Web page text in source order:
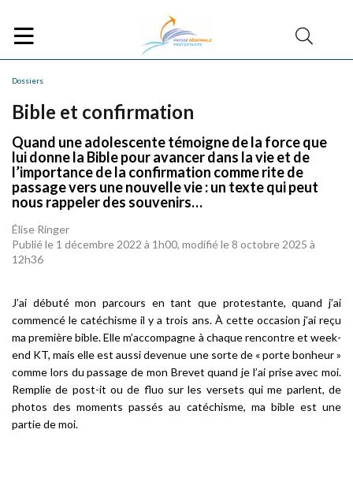
Dossiers
Bible et confirmation
Quand une adolescente témoigne de la force que
lui donne la Bible pour avancer dans la vie et de
l’importance de la confirmation comme rite de
passage vers une nouvelle vie : un texte qui peut
nous rappeler des souvenirs…
Élise Ringer
Publié le 1 décembre 2022 à 1h00, modifié le 8 octobre 2025 à
12h36
J’ai débuté mon parcours en tant que protestante, quand j’ai
commencé le catéchisme il y a trois ans. À cette occasion j’ai reçu
ma première bible. Elle m’accompagne à chaque rencontre et week-
end KT, mais elle est aussi devenue une sorte de « porte bonheur »
comme lors du passage de mon Brevet quand je l’ai prise avec moi.
Remplie de post-it ou de fluo sur les versets qui me parlent, de
photos des moments passés au catéchisme, ma bible est une
partie de moi.